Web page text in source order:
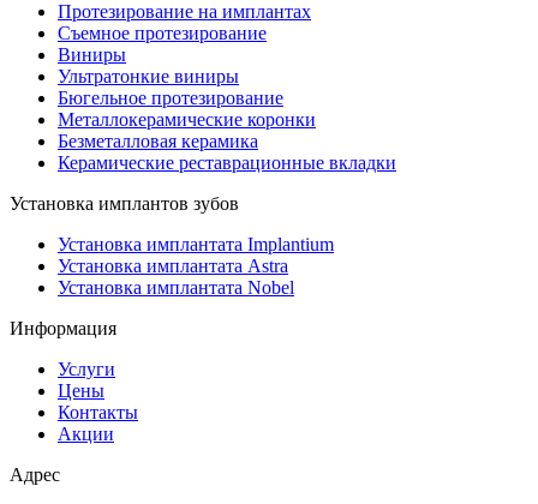
Протезирование на имплантах
Съемное протезирование
Виниры
Ультратонкие виниры
Бюгельное протезирование
Металлокерамические коронки
Безметалловая керамика
Керамические реставрационные вкладки
Установка имплантов зубов
Установка имплантата Implantium
Установка имплантата Astra
Установка имплантата Nobel
Информация
Услуги
Цены
Контакты
Акции
Адрес